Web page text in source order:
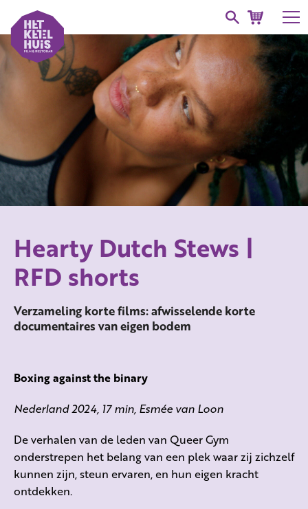
Hearty Dutch Stews |
RFD shorts
Verzameling korte films: afwisselende korte
documentaires van eigen bodem
Boxing against the binary
Nederland 2024, 17 min, Esmée van Loon
De verhalen van de leden van Queer Gym
onderstrepen het belang van een plek waar zij zichzelf
kunnen zijn, steun ervaren, en hun eigen kracht
ontdekken.